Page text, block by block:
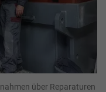
über Reparaturen